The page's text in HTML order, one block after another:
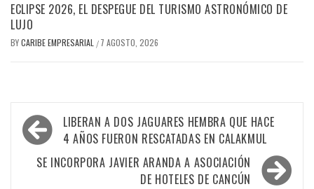
ECLIPSE 2026, EL DESPEGUE DEL TURISMO ASTRONÓMICO DE
LUJO
BYCARIBE EMPRESARIAL / 7 AGOSTO, 2026
Navegación
de
entradas
LIBERAN A DOS JAGUARES HEMBRA QUE HACE
4 AÑOS FUERON RESCATADAS EN CALAKMUL
SE INCORPORA JAVIER ARANDA A ASOCIACIÓN
DE HOTELES DE CANCÚN